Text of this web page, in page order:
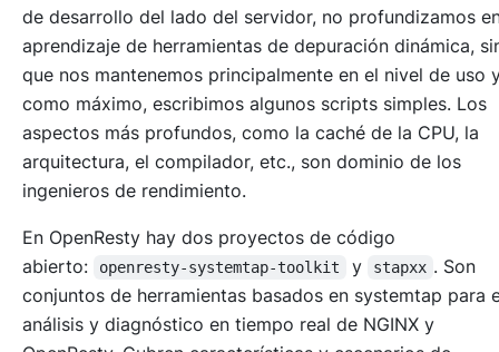
de desarrollo del lado del servidor, no profundizamos
aprendizaje de herramientas de depuración dinámica,
que nos mantenemos principalmente en el nivel de uso
como máximo, escribimos algunos scripts simples. Los
aspectos más profundos, como la caché de la CPU, la
arquitectura, el compilador, etc., son dominio de los
ingenieros de rendimiento.
En OpenResty hay dos proyectos de código
abierto:
openresty-systemtap-toolkit y stapxx . Son
conjuntos de herramientas basados en systemtap para
análisis y diagnóstico en tiempo real de NGINX y